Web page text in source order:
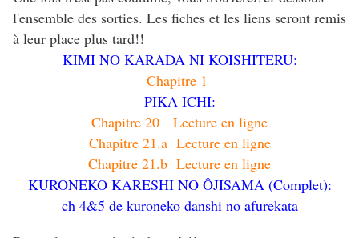
l'ensemble des sorties. Les fiches et les liens seront remis
à leur place plus tard!!
KIMI NO KARADA NI KOISHITERU:
Chapitre 1
PIKA ICHI:
Chapitre 20
Lecture en ligne
Chapitre 21.a Lecture en ligne
Chapitre 21.b Lecture en ligne
KURONEKO KARESHI NO ÔJISAMA (Complet):
ch 4&5 de kuroneko danshi no afurekata